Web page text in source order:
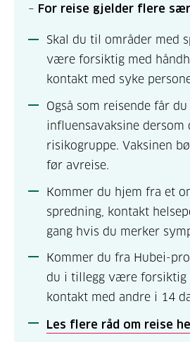
– For reise gjelder flere
Skal du til områder med
være forsiktig med
kontakt med syke
Også som reisende får
influensavaksine dersom
risikogruppe. Vaksinen
før avreise.
Kommer du hjem fra et
spredning, kontakt
gang hvis du merker
Kommer du fra Hubei-
du i tillegg være forsiktig
kontakt med andre i 14
Les flere råd om reise